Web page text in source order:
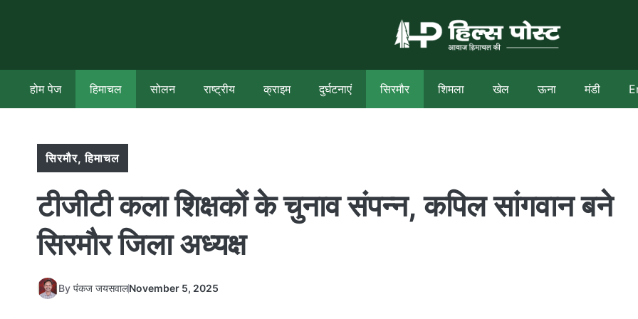
होम पेज हिमाचल सोलन राष्ट्रीय क्राइम दुर्घटनाएं सिरमौर शिमला खेल ऊना मंडी
सिरमौर,हिमाचल
टीजीटी कला शिक्षकों के चुनाव संपन्न, कपिल सांगवान बने
सिरमौर जिला अध्यक्ष
By पंकज जयसवालNovember 5, 2025